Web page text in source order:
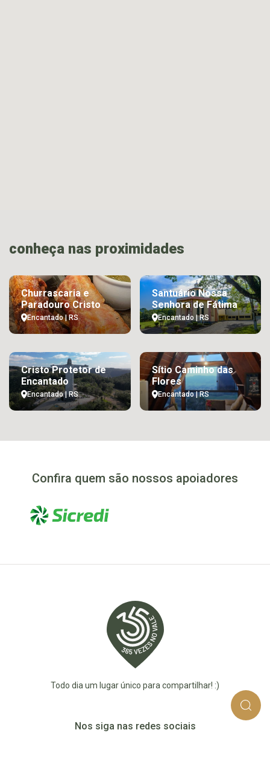
conheça nas proximidades
Churrascaria e
Paradouro Cristo
Encantado | RS
Santuário Nossa
Senhora de Fátima
Encantado | RS
Cristo Protetor de
Encantado
Encantado | RS
Sítio Caminho das
Flores
Encantado | RS
Confira quem são nossos apoiadores
Todo dia um lugar único para compartilhar! :)
Nos siga nas redes sociais